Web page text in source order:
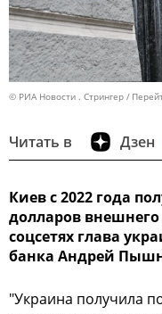
© РИА Новости . Стрингер
Читать в Дзен
Киев с 2022 года
долларов
соцсетях глава
банка Андрей
"Украина получила